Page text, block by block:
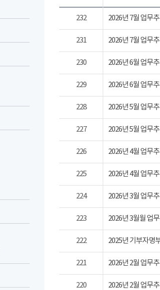
232 2026년 7월 업무
231 2026년 7월 업무
230 2026년 6월 업무
229 2026년 6월 업무
228 2026년 5월 업무
227 2026년 5월 업무
226 2026년 4월 업무
225 2026년 4월 업무
224 2026년 3월 업무
223 2026년 3월월 업
222 2025년 기부자명
221 2026년 2월 업무
220 2026년 2월 업무